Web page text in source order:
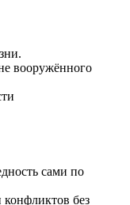
вооружённого
сами по
конфликтов без